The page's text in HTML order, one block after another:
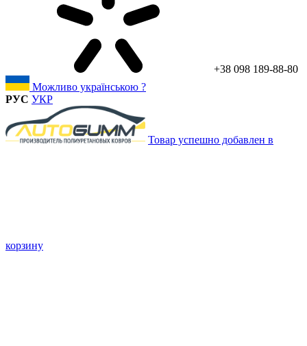
+38 098 189-88-80
Можливо українською ?
РУС УКР
Товар успешно добавлен в
корзину